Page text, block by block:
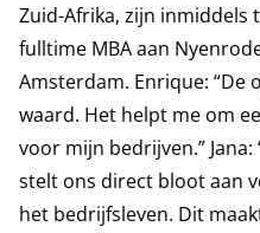
Zuid-Afrika, zijn inmiddels
fulltime MBA aan
Amsterdam. Enrique: “De
waard. Het helpt me om
voor mijn bedrijven.”
stelt ons direct bloot aan
het bedrijfsleven. Dit